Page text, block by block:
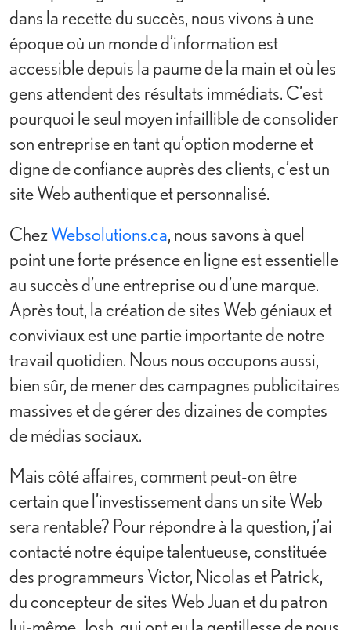
dans la recette du succès, nous vivons à une
époque où un monde d’information est
accessible depuis la paume de la main et où les
gens attendent des résultats immédiats. C’est
pourquoi le seul moyen infaillible de consolider
son entreprise en tant qu’option moderne et
digne de confiance auprès des clients, c’est un
site Web authentique et personnalisé.
ChezWebsolutions.ca, nous savons à quel
point une forte présence en ligne est essentielle
au succès d’une entreprise ou d’une marque.
Après tout, la création de sites Web géniaux et
conviviaux est une partie importante de notre
travail quotidien. Nous nous occupons aussi,
bien sûr, de mener des campagnes publicitaires
massives et de gérer des dizaines de comptes
de médias sociaux.
Mais côté affaires, comment peut-on être
certain que l’investissement dans un site Web
sera rentable? Pour répondre à la question, j’ai
contacté notre équipe talentueuse, constituée
des programmeurs Victor, Nicolas et Patrick,
du concepteur de sites Web Juan et du patron